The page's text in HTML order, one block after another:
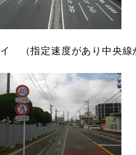
イ （指定速度があり中央線